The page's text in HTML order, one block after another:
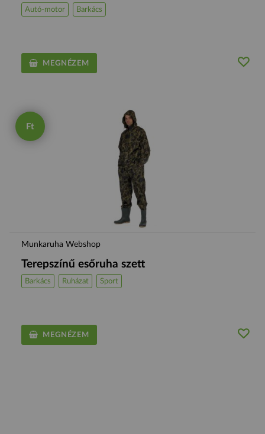
Autó-motor Barkács
MEGNÉZEM
Ft
Munkaruha Webshop
Terepszínű esőruha szett
Barkács Ruházat Sport
MEGNÉZEM